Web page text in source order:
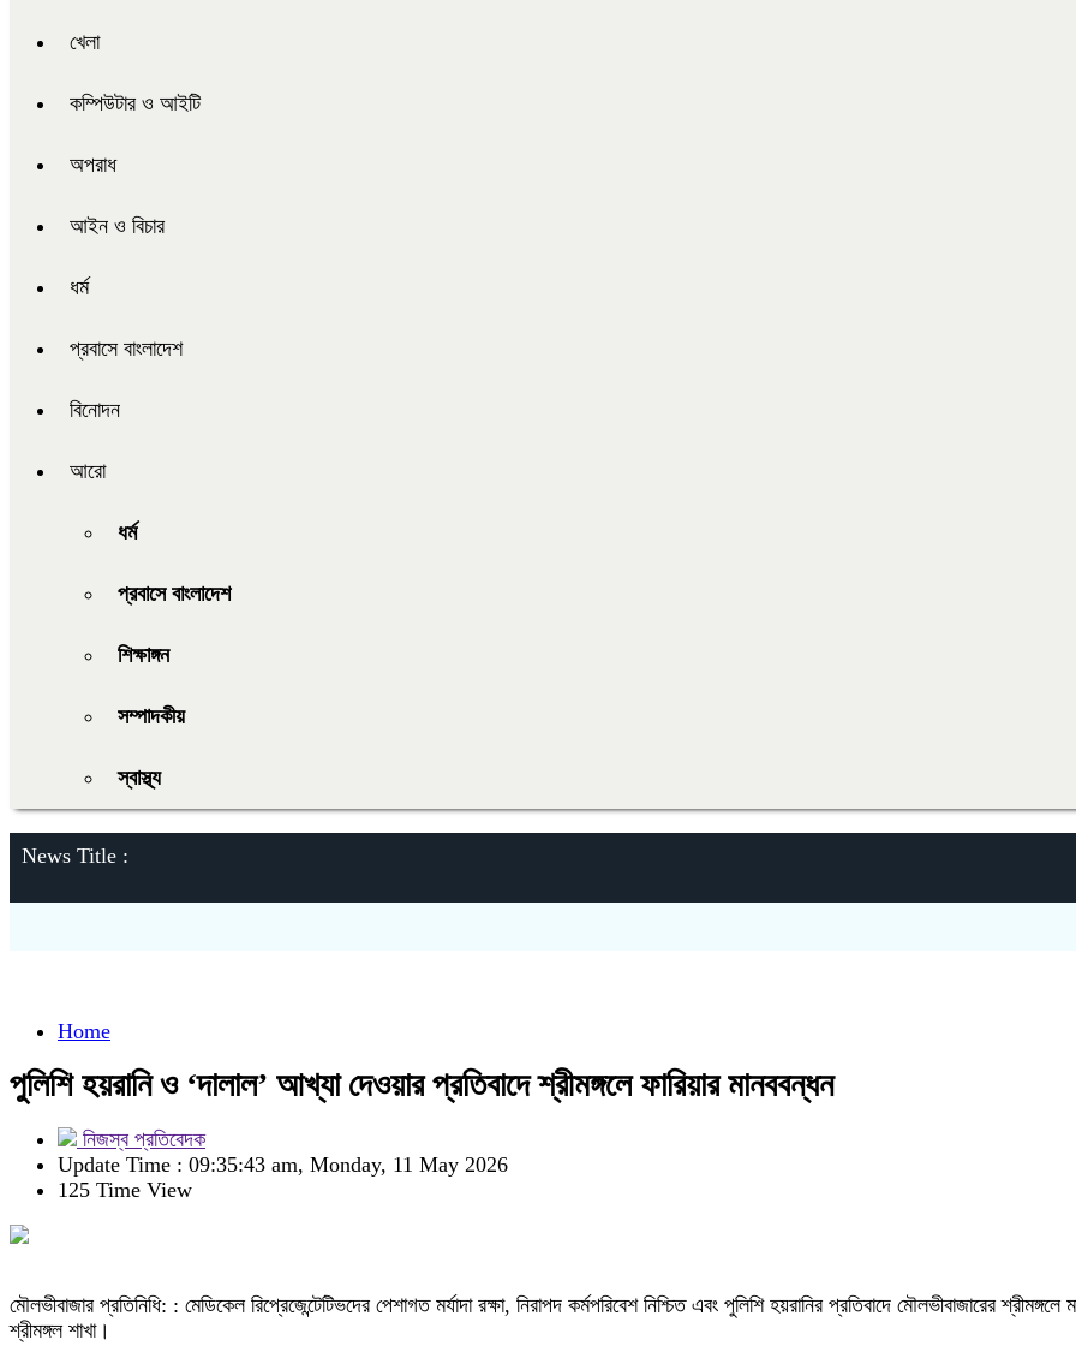
খেলা
কম্পিউটার ও আইটি
অপরাধ
আইন ও বিচার
ধর্ম
প্রবাসে বাংলাদেশ
বিনোদন
আরো
ধর্ম
প্রবাসে বাংলাদেশ
শিক্ষাঙ্গন
সম্পাদকীয়
স্বাস্থ্য
News Title :
Home
পুলিশি হয়রানি ও ‘দালাল’ আখ্যা দেওয়ার প্রতিবাদে শ্রীমঙ্গলে ফারিয়ার মানববন্ধন
নিজস্ব প্রতিবেদক
Update Time : 09:35:43 am, Monday, 11 May 2026
125 Time View
মৌলভীবাজার প্রতিনিধি: : মেডিকেল রিপ্রেজেন্টেটিভদের পেশাগত মর্যাদা রক্ষা, নিরাপদ কর্মপরিবেশ নিশ্চিত এবং পুলিশি হয়রানির প্রতিবাদে মৌলভীবাজারের
শ্রীমঙ্গল শাখা।